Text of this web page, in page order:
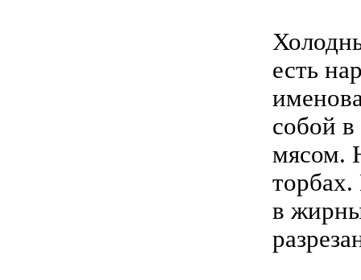
есть
собой
мясом.
в